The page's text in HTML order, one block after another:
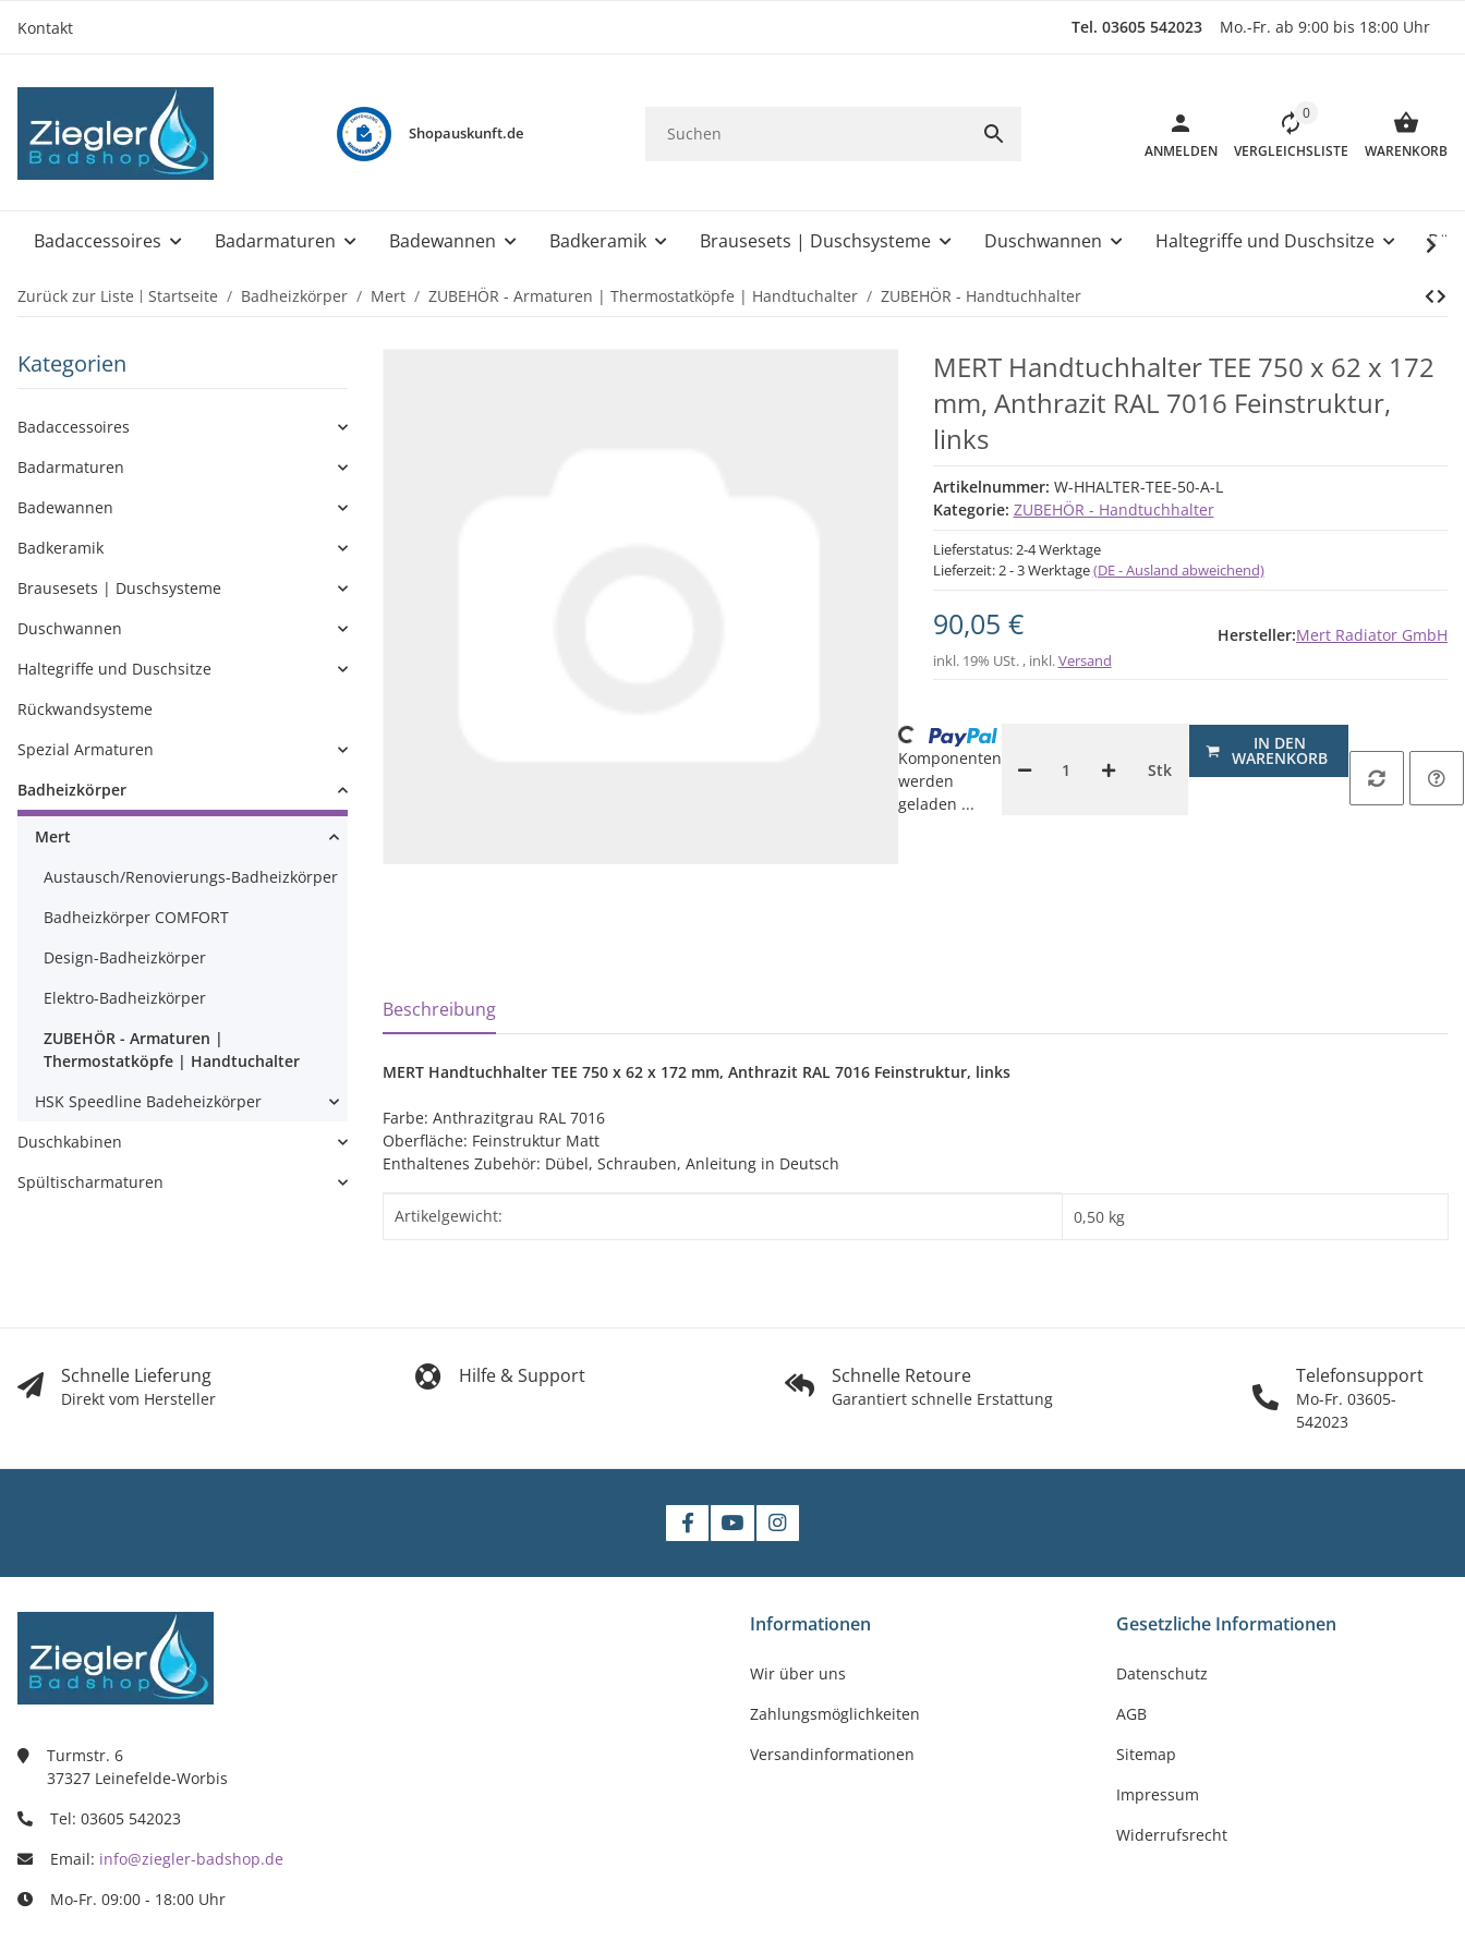
Kontakt Tel. 03605 542023 Mo.-Fr. ab 9:00 bis 18:00 Uhr
Shopauskunft.de
ANMELDEN
0
VERGLEICHSLISTE WARENKORB
Badaccessoires Badarmaturen Badewannen Badkeramik Brausesets | Duschsysteme Duschwannen Haltegriffe und Duschsitze
Zurück zur Liste Startseite Badheizkörper Mert ZUBEHÖR - Armaturen | Thermostatköpfe | Handtuchalter ZUBEHÖR - Handtuchhalter
MERT Handtuchhalter TEE 750 x 62 x 172
mm, Anthrazit RAL 7016 Feinstruktur,
links
Artikelnummer: W-HHALTER-TEE-50-A-L
Kategorie: ZUBEHÖR - Handtuchhalter
Lieferstatus: 2-4 Werktage
Lieferzeit:2 - 3 Werktage(DE - Ausland abweichend)
90,05 €
inkl. 19% USt. , inkl.Versand
Hersteller:Mert Radiator GmbH
Stk
IN DEN
WARENKORB
Loading...
Komponenten
werden
geladen ...
weitere Registerkarten anzeigen
Beschreibung
MERT Handtuchhalter TEE 750 x 62 x 172 mm, Anthrazit RAL 7016 Feinstruktur, links
Farbe: Anthrazitgrau RAL 7016
Oberfläche: Feinstruktur Matt
Enthaltenes Zubehör: Dübel, Schrauben, Anleitung in Deutsch
Produkteigenschaft
Wert
Artikelgewicht: 0,50 kg
Kategorien
Badaccessoires
Badarmaturen
Badewannen
Badkeramik
Brausesets | Duschsysteme
Duschwannen
Haltegriffe und Duschsitze
Rückwandsysteme
Spezial Armaturen
Badheizkörper
Mert
Austausch/Renovierungs-Badheizkörper
Badheizkörper COMFORT
Design-Badheizkörper
Elektro-Badheizkörper
ZUBEHÖR - Armaturen |
Thermostatköpfe | Handtuchalter
HSK Speedline Badeheizkörper
Duschkabinen
Spültischarmaturen
Schnelle Lieferung
Direkt vom Hersteller
Hilfe & Support Schnelle Retoure
Garantiert schnelle Erstattung
Telefonsupport
Mo-Fr. 03605-
542023
Turmstr. 6
37327 Leinefelde-Worbis
Tel: 03605 542023
Email: info@ziegler-badshop.de
Mo-Fr. 09:00 - 18:00 Uhr
Informationen
Wir über uns
Zahlungsmöglichkeiten
Versandinformationen
Gesetzliche Informationen
Datenschutz
AGB
Sitemap
Impressum
Widerrufsrecht